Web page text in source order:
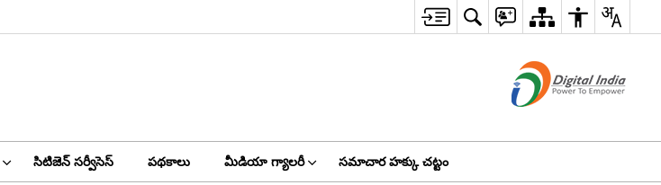
సిటిజెన్ సర్వీసెస్ పథకాలు మీడియా గ్యాలరీ సమాచార హక్కు చట్టం